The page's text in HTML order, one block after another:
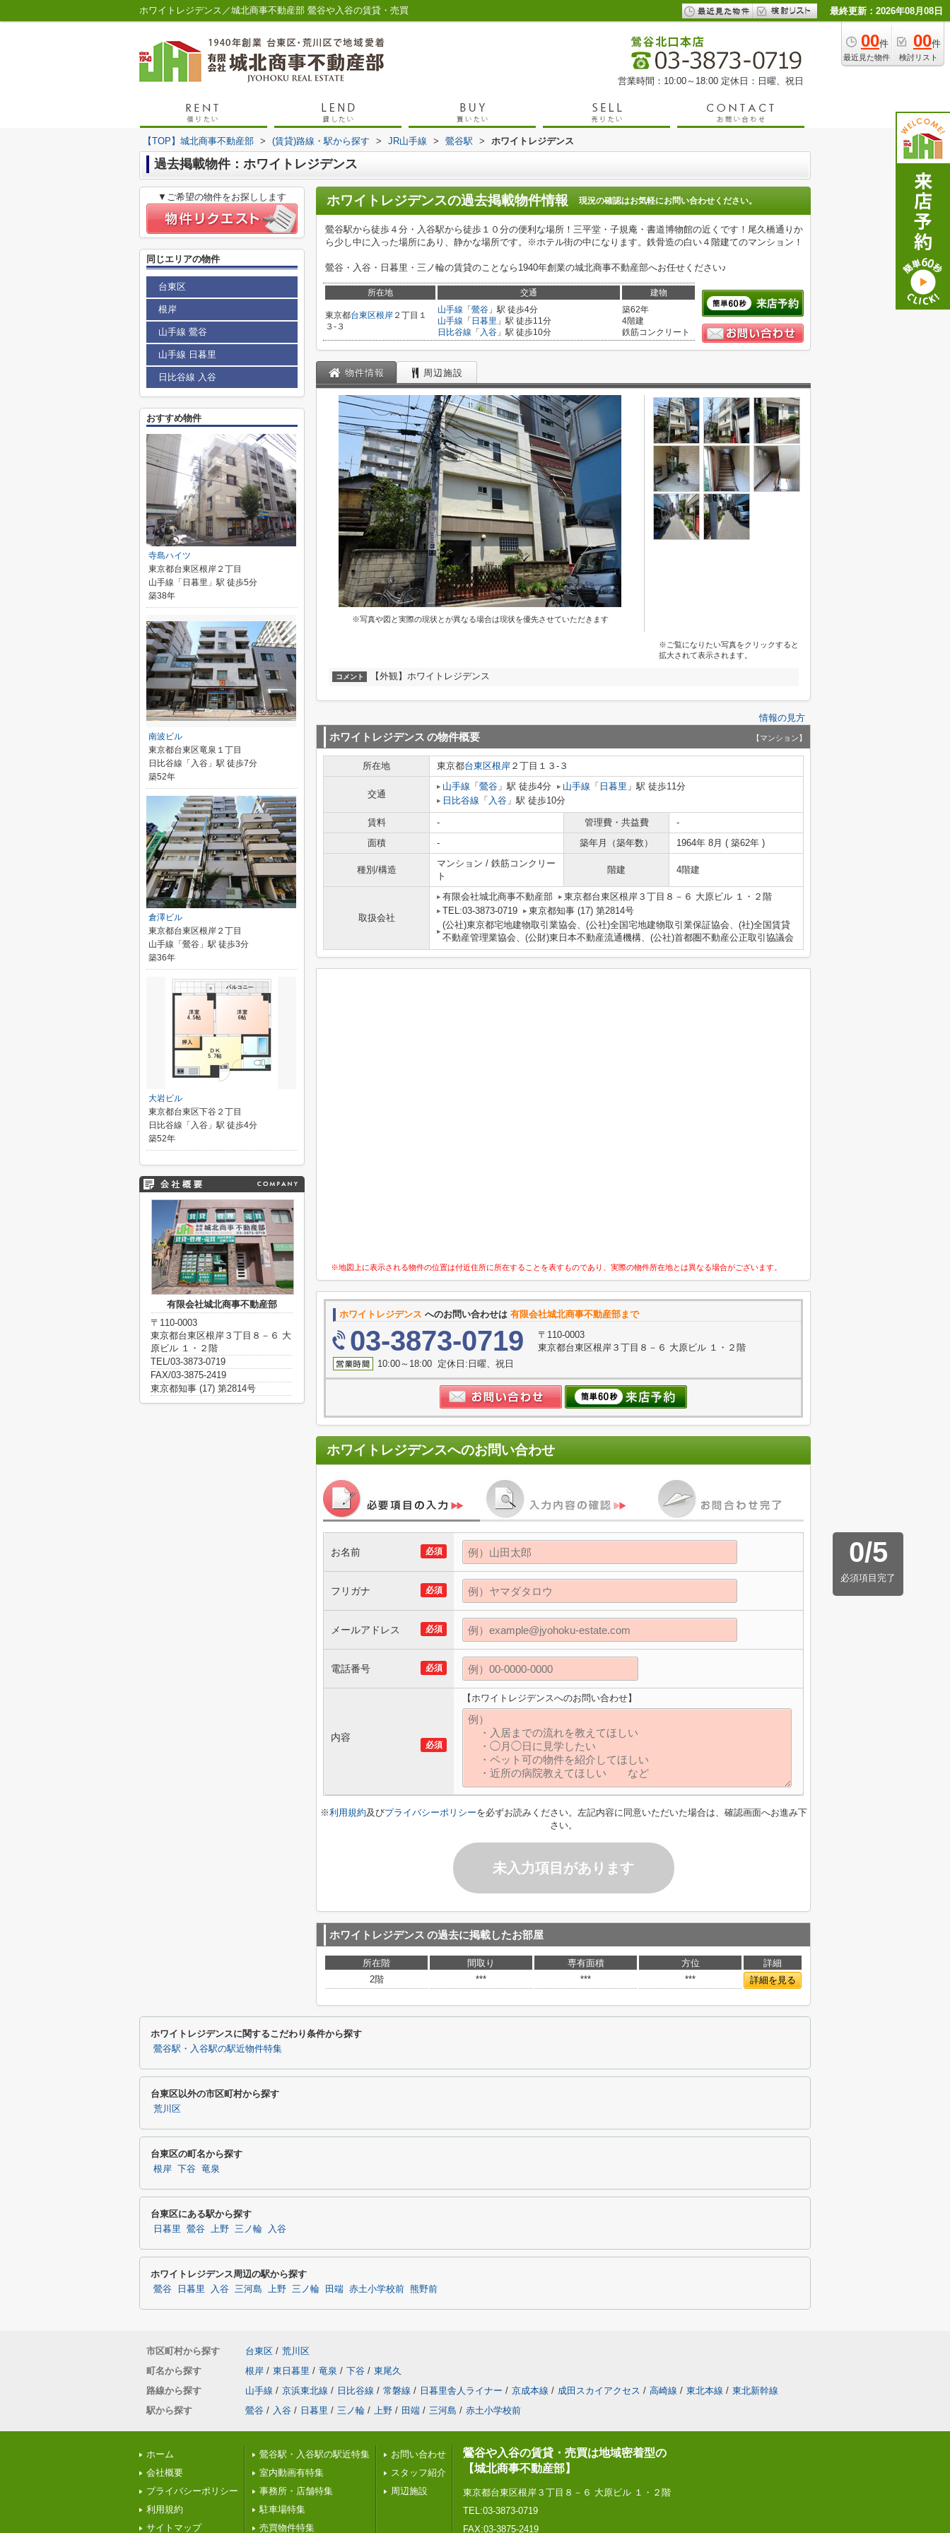
ホワイトレジデンス／城北商事不動産部 鶯谷や入谷の賃貸・売買 最終更新：2026年08月08日
00件
最近見た物件
00件
検討リスト
営業時間：10:00～18:00 定休日：日曜、祝日
【TOP】城北商事不動産部 > (賃貸)路線・駅から探す > JR山手線 > 鶯谷駅 > ホワイトレジデンス
過去掲載物件：ホワイトレジデンス
ホワイトレジデンスの過去掲載物件情報 現況の確認はお気軽にお問い合わせください。
鶯谷駅から徒歩４分・入谷駅から徒歩１０分の便利な場所！三平堂・子規庵・書道博物館の近くです！尾久橋通りか
ら少し中に入った場所にあり、静かな場所です。※ホテル街の中になります。鉄骨造の白い４階建てのマンション！
鶯谷・入谷・日暮里・三ノ輪の賃貸のことなら1940年創業の城北商事不動産部へお任せください♪
所在地 交通 建物
東京都台東区根岸 ２丁目１
３-３
山手線 「 鶯谷 」駅 徒歩4分
山手線 「 日暮里 」駅 徒歩11分
日比谷線 「 入谷 」駅 徒歩10分
築62年
4階建
鉄筋コンクリート
物件情報 周辺施設
※写真や図と実際の現状とが異なる場合は現状を優先させていただきます
※ご覧になりたい写真をクリックすると
拡大されて表示されます。
コメント 【外観】ホワイトレジデンス
情報の見方
ホワイトレジデンス の物件概要 【マンション】
所在地 東京都台東区根岸 ２丁目１３-３
交通
山手線 「 鶯谷 」駅 徒歩4分 山手線 「 日暮里 」駅 徒歩11分
日比谷線 「 入谷 」駅 徒歩10分
賃料 - 管理費・共益費
-
面積
- 築年月（築年数） 1964年 8月 ( 築62年 )
種別/構造
マンション / 鉄筋コンクリー
ト
階建 4階建
取扱会社
有限会社城北商事不動産部
東京都台東区根岸３丁目８－６ 大原ビル １・２階
TEL:03-3873-0719
東京都知事 (17) 第2814号
(公社)東京都宅地建物取引業協会、(公社)全国宅地建物取引業保証協会、(社)全国賃貸
不動産管理業協会、(公財)東日本不動産流通機構、(公社)首都圏不動産公正取引協議会
※地図上に表示される物件の位置は付近住所に所在することを表すものであり、実際の物件所在地とは異なる場合がございます。
ホワイトレジデンス へのお問い合わせは 有限会社城北商事不動産部まで
03-3873-0719
〒110-0003
東京都台東区根岸３丁目８－６ 大原ビル １・２階
10:00～18:00 定休日:日曜、祝日
ホワイトレジデンスへのお問い合わせ
0/5
必須項目完了
必須
お名前
必須
フリガナ
必須
メールアドレス
必須
電話番号
必須
内容
【ホワイトレジデンスへのお問い合わせ】
※利用規約及びプライバシーポリシーを必ずお読みください。左記内容に同意いただいた場合は、確認画面へお進み下
さい。
未入力項目があります
ホワイトレジデンス の過去に掲載したお部屋
所在階 間取り 専有面積 方位
詳細
2階
*** *** *** 詳細を見る
▼ご希望の物件をお探しします
同じエリアの物件
台東区
根岸
山手線 鶯谷
山手線 日暮里
日比谷線 入谷
おすすめ物件
寺島ハイツ
東京都台東区根岸２丁目
山手線「日暮里」駅 徒歩5分
築38年
南波ビル
東京都台東区竜泉１丁目
日比谷線「入谷」駅 徒歩7分
築52年
倉澤ビル
東京都台東区根岸２丁目
山手線「鶯谷」駅 徒歩3分
築36年
大岩ビル
東京都台東区下谷２丁目
日比谷線「入谷」駅 徒歩4分
築52年
有限会社城北商事不動産部
〒110-0003
東京都台東区根岸３丁目８－６ 大
原ビル １・２階
TEL/03-3873-0719
FAX/03-3875-2419
東京都知事 (17) 第2814号
ホワイトレジデンスに関するこだわり条件から探す
鶯谷駅・入谷駅の駅近物件特集
台東区以外の市区町村から探す
荒川区
台東区の町名から探す
根岸 下谷 竜泉
台東区にある駅から探す
日暮里 鶯谷 上野 三ノ輪 入谷
ホワイトレジデンス周辺の駅から探す
鶯谷 日暮里 入谷 三河島 上野 三ノ輪 田端 赤土小学校前 熊野前
市区町村から探す 台東区 / 荒川区
町名から探す
根岸 / 東日暮里 / 竜泉 / 下谷 / 東尾久
路線から探す
山手線 / 京浜東北線 / 日比谷線 / 常磐線 / 日暮里舎人ライナー / 京成本線 / 成田スカイアクセス / 高崎線 / 東北本線 / 東北新幹線
駅から探す
鶯谷 / 入谷 / 日暮里 / 三ノ輪 / 上野 / 田端 / 三河島 / 赤土小学校前
ホーム
会社概要
プライバシーポリシー
利用規約
サイトマップ
鶯谷駅・入谷駅の駅近特集
室内動画有特集
事務所・店舗特集
駐車場特集
売買物件特集
お問い合わせ
スタッフ紹介
周辺施設
鶯谷や入谷の賃貸・売買は地域密着型の
【城北商事不動産部】
東京都台東区根岸３丁目８－６ 大原ビル １・２階
TEL:03-3873-0719
FAX:03-3875-2419